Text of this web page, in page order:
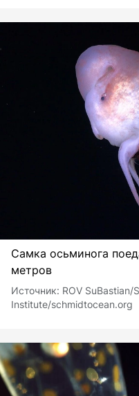
Самка осьминога
метров
Источник: ROV SuBastian/
Institute/schmidtocean.org